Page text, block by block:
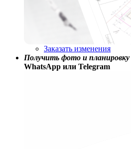
Заказать изменения
Получить фото и планировку
WhatsApp или Telegram